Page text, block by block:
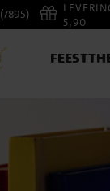
(7895)
5,90